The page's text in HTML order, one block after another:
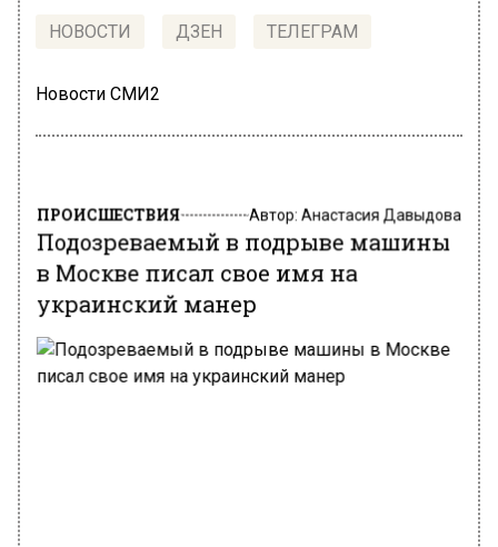
НОВОСТИ ДЗЕН ТЕЛЕГРАМ
Новости СМИ2
ПРОИСШЕСТВИЯ Автор: Анастасия Давыдова
Подозреваемый в подрыве машины
в Москве писал свое имя на
украинский манер